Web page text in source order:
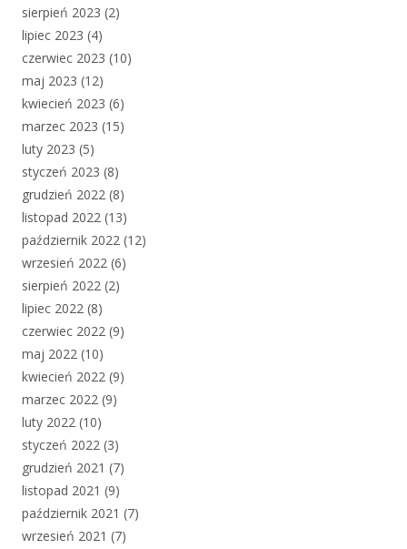
sierpień 2023 (2)
lipiec 2023 (4)
czerwiec 2023 (10)
maj 2023 (12)
kwiecień 2023 (6)
marzec 2023 (15)
luty 2023 (5)
styczeń 2023 (8)
grudzień 2022 (8)
listopad 2022 (13)
październik 2022 (12)
wrzesień 2022 (6)
sierpień 2022 (2)
lipiec 2022 (8)
czerwiec 2022 (9)
maj 2022 (10)
kwiecień 2022 (9)
marzec 2022 (9)
luty 2022 (10)
styczeń 2022 (3)
grudzień 2021 (7)
listopad 2021 (9)
październik 2021 (7)
wrzesień 2021 (7)